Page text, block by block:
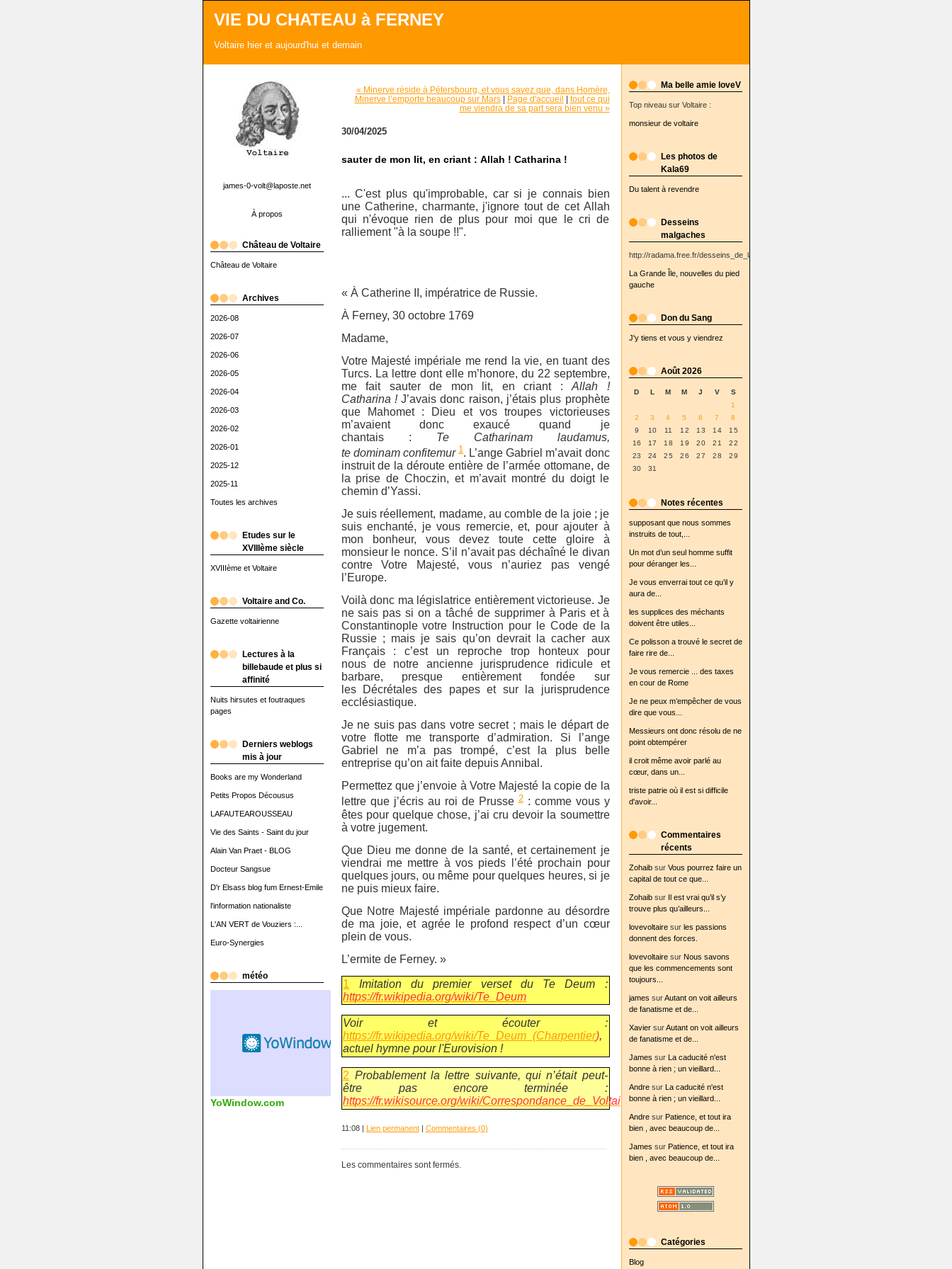
VIE DU CHATEAU à FERNEY
Voltaire hier et aujourd'hui et demain
james-0-volt@laposte.net
À propos
Château de Voltaire
Château de Voltaire
Archives
2026-08
2026-07
2026-06
2026-05
2026-04
2026-03
2026-02
2026-01
2025-12
2025-11
Toutes les archives
Etudes sur le
XVIIIème siècle
XVIIIème et Voltaire
Voltaire and Co.
Gazette voltairienne
Lectures à la
billebaude et plus si
affinité
Nuits hirsutes et foutraques
pages
Derniers weblogs
mis à jour
Books are my Wonderland
Petits Propos Décousus
LAFAUTEAROUSSEAU
Vie des Saints - Saint du jour
Alain Van Praet - BLOG
Docteur Sangsue
D'r Elsass blog fum Ernest-Emile
l'information nationaliste
L'AN VERT de Vouziers :...
Euro-Synergies
météo
YoWindow.com yr.no
Ma belle amie loveV
Top niveau sur Voltaire :
monsieur de voltaire
Les photos de
Kala69
Du talent à revendre
Desseins
malgaches
http://radama.free.fr/desseins_de_la_semaine/
La Grande Île, nouvelles du pied
gauche
Don du Sang
J'y tiens et vous y viendrez
Août 2026
D L M M J V
S
1
2
3 4 5 6 7
8
9
10 11 12 13 14
15
16
17 18 19 20 21
22
23
24 25 26 27 28
29
30
31
Notes récentes
supposant que nous sommes
instruits de tout,...
Un mot d’un seul homme suffit
pour déranger les...
Je vous enverrai tout ce qu’il y
aura de...
les supplices des méchants
doivent être utiles...
Ce polisson a trouvé le secret de
faire rire de...
Je vous remercie ... des taxes
en cour de Rome
Je ne peux m’empêcher de vous
dire que vous...
Messieurs ont donc résolu de ne
point obtempérer
il croit même avoir parlé au
cœur, dans un...
triste patrie où il est si difficile
d'avoir...
Commentaires
récents
Zohaibsur Vous pourrez faire un
capital de tout ce que...
Zohaibsur Il est vrai qu’il s’y
trouve plus qu’ailleurs...
lovevoltairesur les passions
donnent des forces.
lovevoltairesur Nous savons
que les commencements sont
toujours...
james surAutant on voit ailleurs
de fanatisme et de...
XaviersurAutant on voit ailleurs
de fanatisme et de...
James sur La caducité n'est
bonne à rien ; un vieillard...
Andresur La caducité n'est
bonne à rien ; un vieillard...
Andresur Patience, et tout ira
bien , avec beaucoup de...
James sur Patience, et tout ira
bien , avec beaucoup de...
Catégories
Blog
« Minerve réside à Pétersbourg, et vous savez que, dans Homère,
Minerve l’emporte beaucoup sur Mars| Page d'accueil | tout ce qui
me viendra de sa part sera bien venu »
30/04/2025
sauter de mon lit, en criant : Allah ! Catharina !
... C'est plus qu'improbable, car si je connais bien
une Catherine, charmante, j'ignore tout de cet Allah
qui n'évoque rien de plus pour moi que le cri de
ralliement "à la soupe !!".
« À Catherine II, impératrice de Russie.
À Ferney, 30 octobre 1769
Madame,
Votre Majesté impériale me rend la vie, en tuant des
Turcs. La lettre dont elle m’honore, du 22 septembre,
me fait sauter de mon lit, en criant : Allah !
Catharina !J’avais donc raison, j’étais plus prophète
que Mahomet : Dieu et vos troupes victorieuses
m’avaient donc exaucé quand je
chantais : Te Catharinam laudamus,
te dominam confitemur 1. L’ange Gabriel m’avait donc
instruit de la déroute entière de l’armée ottomane, de
la prise de Choczin, et m’avait montré du doigt le
chemin d’Yassi.
Je suis réellement, madame, au comble de la joie ; je
suis enchanté, je vous remercie, et, pour ajouter à
mon bonheur, vous devez toute cette gloire à
monsieur le nonce. S’il n’avait pas déchaîné le divan
contre Votre Majesté, vous n’auriez pas vengé
l’Europe.
Voilà donc ma législatrice entièrement victorieuse. Je
ne sais pas si on a tâché de supprimer à Paris et à
Constantinople votre Instruction pour le Code de la
Russie ; mais je sais qu’on devrait la cacher aux
Français : c’est un reproche trop honteux pour
nous de notre ancienne jurisprudence ridicule et
barbare, presque entièrement fondée sur
les Décrétales des papes et sur la jurisprudence
ecclésiastique.
Je ne suis pas dans votre secret ; mais le départ de
votre flotte me transporte d’admiration. Si l’ange
Gabriel ne m’a pas trompé, c’est la plus belle
entreprise qu’on ait faite depuis Annibal.
Permettez que j’envoie à Votre Majesté la copie de la
lettre que j’écris au roi de Prusse2: comme vous y
êtes pour quelque chose, j’ai cru devoir la soumettre
à votre jugement.
Que Dieu me donne de la santé, et certainement je
viendrai me mettre à vos pieds l’été prochain pour
quelques jours, ou même pour quelques heures, si je
ne puis mieux faire.
Que Notre Majesté impériale pardonne au désordre
de ma joie, et agrée le profond respect d’un cœur
plein de vous.
L’ermite de Ferney. »
1
Imitation du premier verset du Te Deum :
https://fr.wikipedia.org/wiki/Te_Deum
Voir et écouter :
https://fr.wikipedia.org/wiki/Te_Deum_(Charpentier),
actuel hymne pour l'Eurovision !
2 Probablement la lettre suivante, qui n’était peut-
être pas encore terminée :
https://fr.wikisource.org/wiki/Correspondance_de_Voltaire/1769/Lettre_7702
11:08 | Lien permanent| Commentaires (0)
Les commentaires sont fermés.